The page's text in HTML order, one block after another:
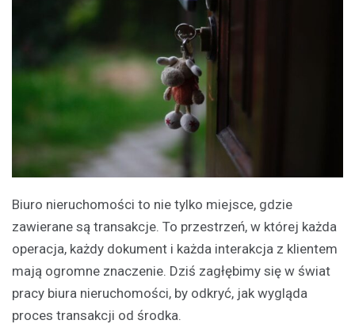
Biuro nieruchomości to nie tylko miejsce, gdzie
zawierane są transakcje. To przestrzeń, w której każda
operacja, każdy dokument i każda interakcja z klientem
mają ogromne znaczenie. Dziś zagłębimy się w świat
pracy biura nieruchomości, by odkryć, jak wygląda
proces transakcji od środka.